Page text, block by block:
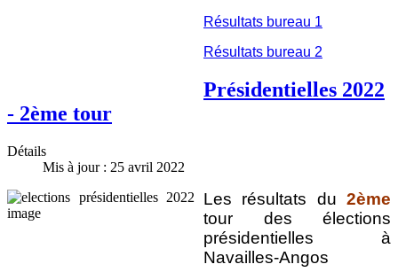
Résultats bureau 1
Résultats bureau 2
Présidentielles 2022
- 2ème tour
Détails
Mis à jour : 25 avril 2022
Les résultats du 2ème
tour des élections
présidentielles à
Navailles-Angos